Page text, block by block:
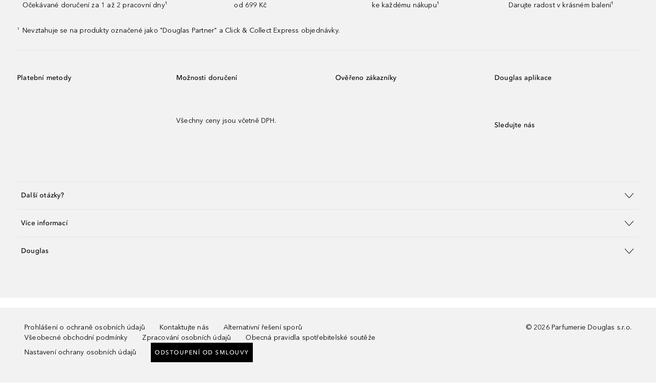
Očekávané doručení za 1 až 2 pracovní dny¹
od 699 Kč
ke každému nákupu¹
Darujte radost v krásném balení¹
¹ Nevztahuje se na produkty označené jako "Douglas Partner" a Click & Collect Express objednávky.
Platební metody Možnosti doručení
Všechny ceny jsou včetně DPH.
Ověřeno zákazníky Douglas aplikace
Sledujte nás
Další otázky?
Více informací
Douglas
Prohlášení o ochraně osobních údajů Kontaktujte nás
Alternativní řešení sporů
Všeobecné obchodní podmínky
Zpracování osobních údajů
Obecná pravidla spotřebitelské soutěže
Nastavení ochrany osobních údajů
ODSTOUPENÍ OD SMLOUVY
© 2026 Parfumerie Douglas s.r.o.